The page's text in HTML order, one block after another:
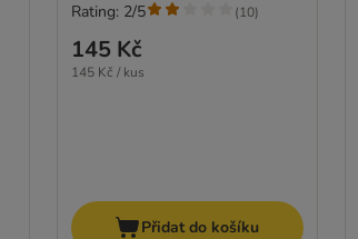
145 Kč
145 Kč / kus
Rating: 2/5 (10)
Přidat do košíku